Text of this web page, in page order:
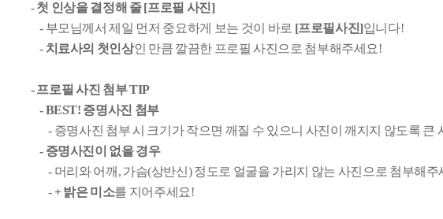
-첫 인상을 결정해 줄 [프로필 사진]
- 부모님께서 제일 먼저 중요하게 보는 것이 바로 [프로필사진]입니다!
- 치료사의 첫인상인 만큼 깔끔한 프로필 사진으로 첨부해주세요!
- 프로필 사진 첨부 TIP
- BEST! 증명사진 첨부
- 증명사진 첨부 시 크기가 작으면 깨질 수 있으니 사진이 깨지지 않도록 큰
- 증명사진이 없을 경우
- 머리와 어깨, 가슴(상반신) 정도로 얼굴을 가리지 않는 사진으로 첨부해주
-+ 밝은 미소를 지어주세요!